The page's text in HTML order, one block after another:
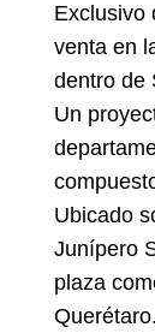
Exclusivo
venta en
dentro de
Un
Ubicado
Junípero
plaza